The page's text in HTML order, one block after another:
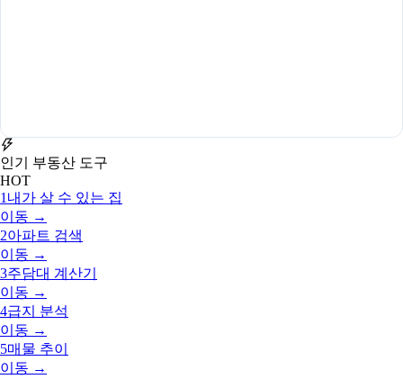
인기 부동산 도구
HOT
1 내가 살 수 있는 집
이동 →
2아파트 검색
이동 →
3주담대 계산기
이동 →
4급지 분석
이동 →
5매물 추이
이동 →